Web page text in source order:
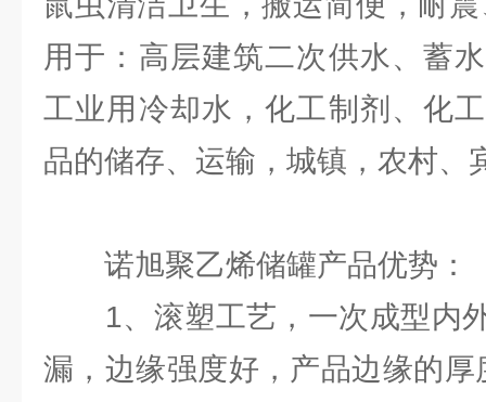
用于：高层建筑二次供水、蓄
工业用冷却水，化工制剂、化
品的储存、运输，城镇，农村、
诺旭聚乙烯储罐产品优势：
1、滚塑工艺，一次成型内
漏，边缘强度好，产品边缘的